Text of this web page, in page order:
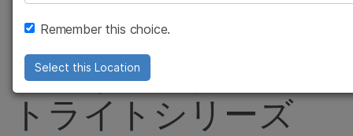
サポート
お気に入りの分野を選択
Video: 将来のキャリ
ア：イルミナスポッ
トライトシリーズ
Remember this choice.
Select this Location